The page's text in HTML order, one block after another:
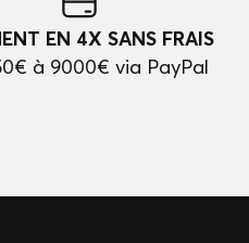
EN 4X SANS FRAIS
à 9000€ via PayPal